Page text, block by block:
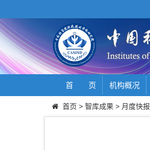
首 页 机构概况
首页 > 智库成果 > 月度快报